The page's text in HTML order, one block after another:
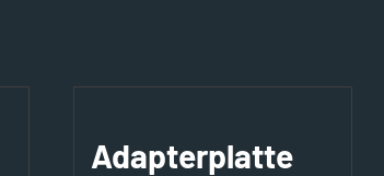
Adapterplatte